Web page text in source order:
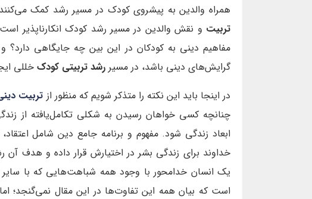
همراه والدین به پیشروی کودک در مسیر رشد کمک
تربیت و نقش والدین در مسیر رشد کودک انکارناپذیر
مفاهیم دینی به کودکان در این بین چه جایگاهی دارد؟ و
گرایش‌های دینی باشد، در مسیر رشد تربیتی کودک خللی
در اینجا باید این نکته را متذکر شویم که منظور از تربیت
چنانچه کسی خواهان رسیدن به شکلی تکامل‌یافته از
ابعاد زندگی شود. مفهوم و برنامه جامع دین شامل اعتقاد،
خداوند برای زندگی بشر در اختیارش قرار داده و هدف
یک انسان خدامحور با وجود همه شباهت‌هایی که با سایر
است که بیان همه این تفاوت‌ها در این مقال نمی‌گنجد؛